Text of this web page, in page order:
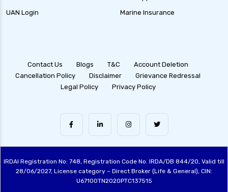
UAN Login
Marine Insurance
Contact Us Blogs T&C
Account Deletion
Cancellation Policy
Disclaimer
Grievance Redressal
Legal Policy
Privacy Policy
IRDAI Registration No: 748, Registration Code No. IRDA/DB 844/20, Valid till
28/06/2027, License category – Direct Broker (Life & General), CIN:
U67100TN2020PTC137515